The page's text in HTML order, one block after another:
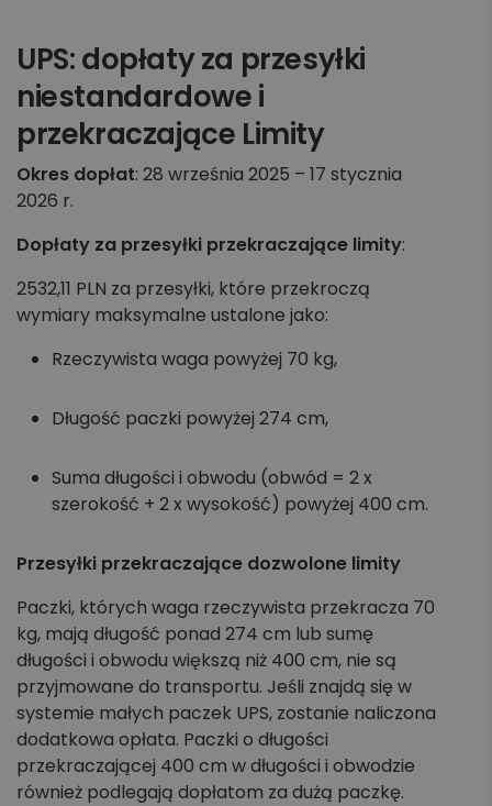
UPS: dopłaty za przesyłki
niestandardowe i
przekraczające Limity
Okres dopłat: 28 września 2025 – 17 stycznia
2026 r.
Dopłaty za przesyłki przekraczające limity:
2532,11 PLN za przesyłki, które przekroczą
wymiary maksymalne ustalone jako:
Rzeczywista waga powyżej 70 kg,
Długość paczki powyżej 274 cm,
Suma długości i obwodu (obwód = 2 x
szerokość + 2 x wysokość) powyżej 400 cm.
Przesyłki przekraczające dozwolone limity
Paczki, których waga rzeczywista przekracza 70
kg, mają długość ponad 274 cm lub sumę
długości i obwodu większą niż 400 cm, nie są
przyjmowane do transportu. Jeśli znajdą się w
systemie małych paczek UPS, zostanie naliczona
dodatkowa opłata. Paczki o długości
przekraczającej 400 cm w długości i obwodzie
również podlegają dopłatom za dużą paczkę.